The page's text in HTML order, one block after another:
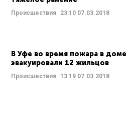
Происшествия 23:10 07.03.2018
В Уфе во время пожара в доме
эвакуировали 12 жильцов
Происшествия 13:19 07.03.2018